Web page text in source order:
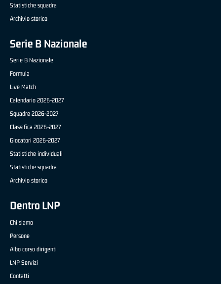
Statistiche squadra
Archivio storico
Serie B Nazionale
Serie B Nazionale
Formula
Live Match
Calendario 2026-2027
Squadre 2026-2027
Classifica 2026-2027
Giocatori 2026-2027
Statistiche individuali
Statistiche squadra
Archivio storico
Dentro LNP
Chi siamo
Persone
Albo corso dirigenti
LNP Servizi
Contatti